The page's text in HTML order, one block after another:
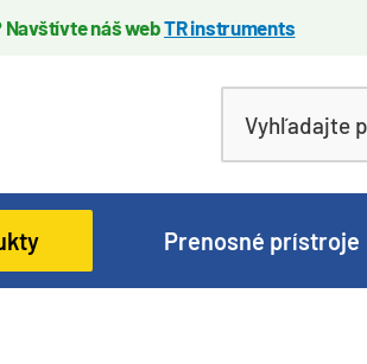
Navštívte náš webTR instruments
Prenosné prístroje